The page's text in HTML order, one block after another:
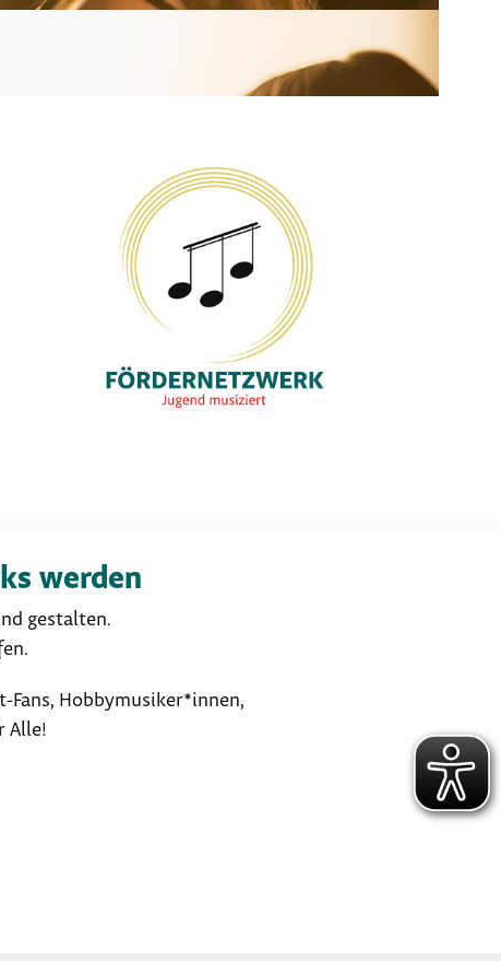
werden
gestalten.
Fans, Hobbymusiker*innen,
Alle!